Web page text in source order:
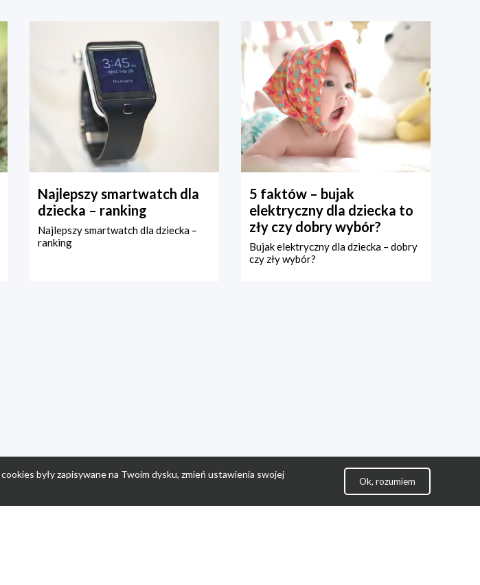
Najlepszy smartwatch dla
dziecka – ranking
Najlepszy smartwatch dla dziecka –
ranking
5 faktów – bujak
elektryczny dla dziecka to
zły czy dobry wybór?
Bujak elektryczny dla dziecka – dobry
czy zły wybór?
były zapisywane na Twoim dysku, zmień ustawienia swojej
Ok, rozumiem